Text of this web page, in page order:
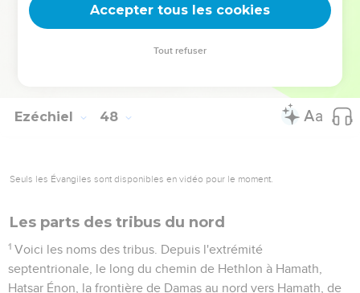
partageront au sort l'héritage avec vous parmi les tribus
Ezéchiel 48
Seuls les Évangiles sont disponibles en vidéo pour le moment.
Les parts des tribus du nord
1 Voici les noms des tribus. Depuis l'extrémité
septentrionale, le long du chemin de Hethlon à Hamath,
Hatsar Énon, la frontière de Damas au nord vers Hamath, de
Accepter tous les cookies
Tout refuser